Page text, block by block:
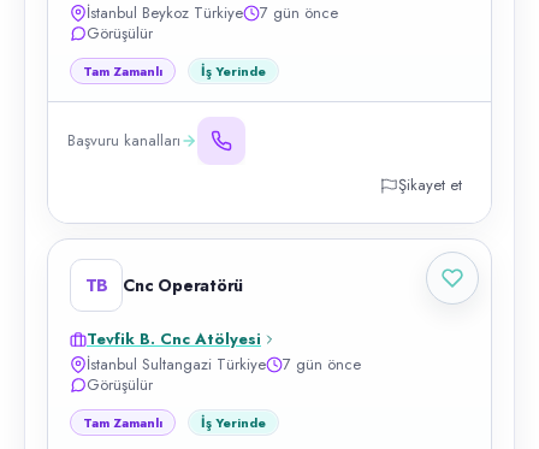
İstanbul Beykoz Türkiye
7 gün önce
Görüşülür
Tam Zamanlı İş Yerinde
Başvuru kanalları
Şikayet et
TB Cnc Operatörü
Tevfik B. Cnc Atölyesi
İstanbul Sultangazi Türkiye
7 gün önce
Görüşülür
Tam Zamanlı İş Yerinde